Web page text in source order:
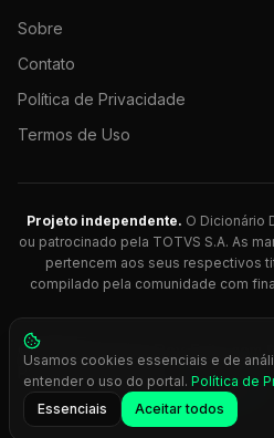
Sobre
Contato
Política de Privacidade
Termos de Uso
Projeto independente. O Dicionário
ou patrocinado pela TOTVS S.A. As
pertencem aos seus respectivos
compilado pela comunidade com
© 2026 Dicionário Dev. Feito com
Protheus.
Press Ctrl+K
Usamos cookies essenciais e de
entender o uso do portal. Política de
Essenciais
Aceitar todos